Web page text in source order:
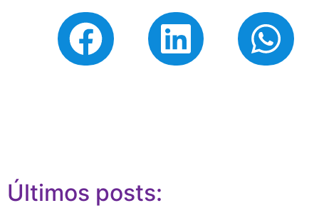
Últimos posts: